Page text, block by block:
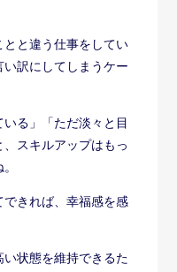
と違う仕事をしてい
訳にしてしまうケー
いる」「ただ淡々と目
スキルアップはもっ
きれば、幸福感を感
状態を維持できるた